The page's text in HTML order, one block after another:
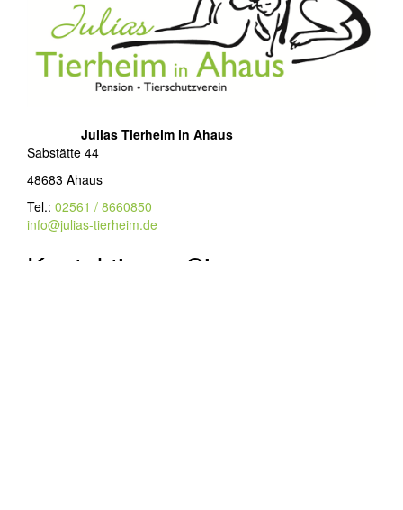
Julias Tierheim in Ahaus
Sabstätte 44
48683 Ahaus
Tel.: 02561 / 8660850
info@julias-tierheim.de
Kontaktieren Sie uns